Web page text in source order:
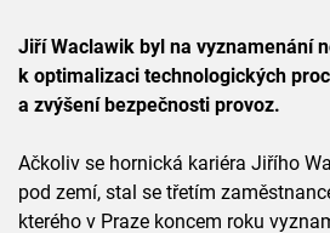
Jiří Waclawik byl na vyznamenání
k optimalizaci technologických
a zvýšení bezpečnosti provoz.
Ačkoliv se hornická kariéra Jiřího
pod zemí, stal se třetím
kterého v Praze koncem roku